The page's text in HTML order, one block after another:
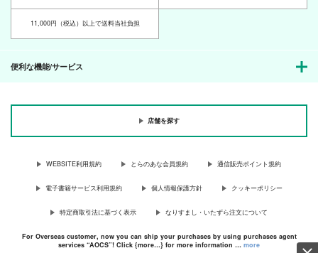
11,000円（税込）以上で送料当社負担
便利な機能/サービス
店舗を探す
WEBSITE利用規約 とらのあな会員規約 通信販売ポイント規約
電子書籍サービス利用規約 個人情報保護方針 クッキーポリシー
特定商取引法に基づく表示 なりすまし・いたずら注文について
For Overseas customer, now you can ship your purchases by using purchases agent
services “AOCS”! Click {more…} for more information … more